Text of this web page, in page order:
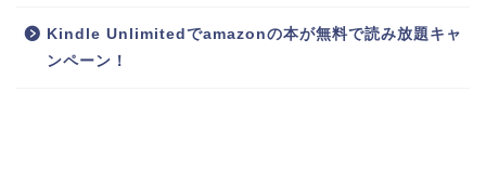
Kindle Unlimitedでamazonの本が無料で読み放題キャ
ンペーン！